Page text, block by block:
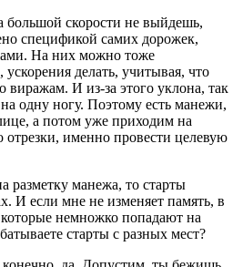
большой скорости не выйдешь,
спецификой самих дорожек,
На них можно тоже
ускорения делать, учитывая, что
виражам. И из-за этого уклона, так
одну ногу. Поэтому есть манежи,
а потом уже приходим на
отрезки, именно провести целевую
разметку манежа, то старты
И если мне не изменяет память, в
немножко попадают на
старты с разных мест?